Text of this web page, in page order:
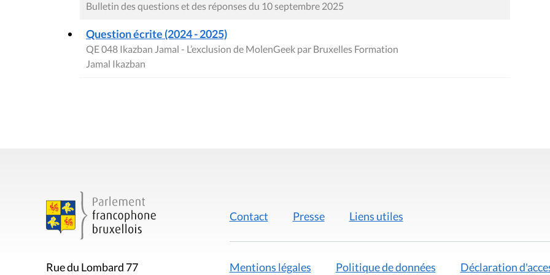
Bulletin des questions et des réponses du 10 septembre 2025
Question écrite (2024 - 2025)
QE 048 Ikazban Jamal - L’exclusion de MolenGeek par Bruxelles Formation
Jamal Ikazban
Rue du Lombard 77
Contact Presse Liens utiles
Mentions légales Politique de données Déclaration